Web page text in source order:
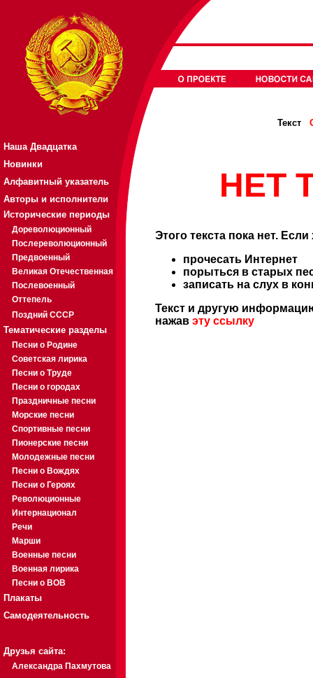
Наша Двадцатка
Новинки
Алфавитный указатель
Авторы и исполнители
Исторические периоды
Дореволюционный
Послереволюционный
Предвоенный
Великая Отечественная
Послевоенный
Оттепель
Поздний СССР
Тематические разделы
Песни о Родине
Советская лирика
Песни о Труде
Песни о городах
Праздничные песни
Морские песни
Спортивные песни
Пионерские песни
Молодежные песни
Песни о Вождях
Песни о Героях
Революционные
Интернационал
Речи
Марши
Военные песни
Военная лирика
Песни о ВОВ
Плакаты
Самодеятельность
Друзья сайта:
Александра Пахмутова
Текст
НЕТ
Этого текста пока нет.
прочесать Интернет
порыться в старых
записать на слух в
Текст и другую
нажав эту ссылку